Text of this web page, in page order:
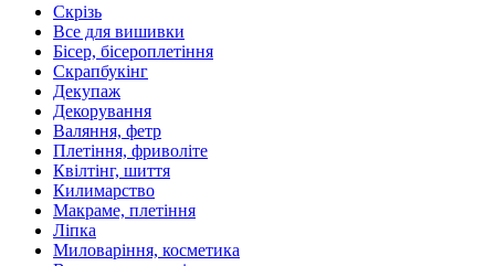
Скрізь
Все для вишивки
Бісер, бісероплетіння
Скрапбукінг
Декупаж
Декорування
Валяння, фетр
Плетіння, фриволіте
Квілтінг, шиття
Килимарство
Макраме, плетіння
Ліпка
Миловаріння, косметика